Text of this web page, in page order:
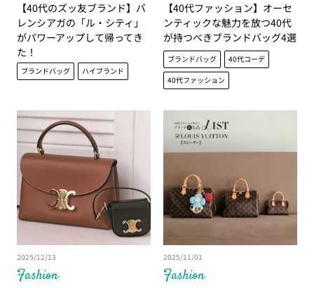
【40代のズッ友ブランド】バ
レンシアガの「ル・シティ」
がパワーアップして帰ってき
た！
ブランドバッグ ハイブランド
【40代ファッション】オーセ
ンティックな魅力を放つ40代
が持つべきブランドバッグ4選
ブランドバッグ
40代コーデ
40代ファッション
Fashion
2025/12/13
Fashion
2025/11/01